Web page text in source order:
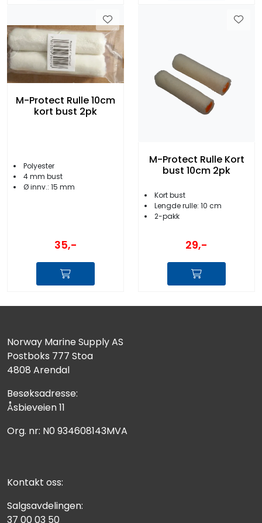
M-Protect Rulle 10cm
kort bust 2pk
Polyester
4 mm bust
Ø innv.: 15 mm
35,-
M-Protect Rulle Kort
bust 10cm 2pk
Kort bust
Lengde rulle: 10 cm
2-pakk
29,-
Norway Marine Supply AS
Postboks 777 Stoa
4808 Arendal
Besøksadresse:
Åsbieveien 11
Org. nr: N0 934608143MVA
Kontakt oss:
Salgsavdelingen:
37 00 03 50